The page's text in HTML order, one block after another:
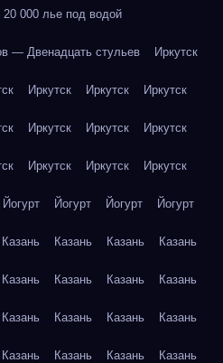
000 лье под водой
— Двенадцать стульев Иркутск
Иркутск Иркутск Иркутск
Иркутск Иркутск Иркутск
Иркутск Иркутск Иркутск
Йогурт Йогурт Йогурт Йогурт
Казань Казань Казань Казань
Казань Казань Казань Казань
Казань Казань Казань Казань
Казань Казань Казань Казань